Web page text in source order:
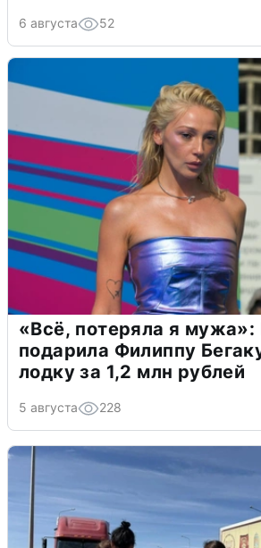
6 августа 52
«Всё, потеряла я мужа»:
подарила Филиппу
лодку за 1,2 млн рублей
5 августа 228